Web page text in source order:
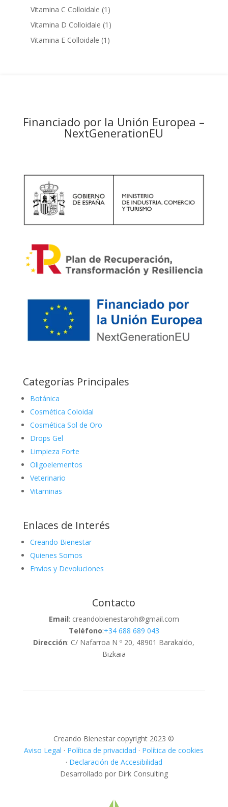
Vitamina C Colloidale 1 1
product
Vitamina D Colloidale 1 1
product
Vitamina E Colloidale 1 1
Financiado por la Unión Europea –
NextGenerationEU
Categorías Principales
Botánica
Cosmética Coloidal
Cosmética Sol de Oro
Drops Gel
Limpieza Forte
Oligoelementos
Veterinario
Vitaminas
Enlaces de Interés
Creando Bienestar
Quienes Somos
Envíos y Devoluciones
Contacto
Email: creandobienestaroh@gmail.com
Teléfono:+34 688 689 043
Dirección: C/ Nafarroa N º 20, 48901 Barakaldo,
Bizkaia
Creando Bienestar copyright 2023 ©
Aviso Legal · Política de privacidad · Política de cookies
· Declaración de Accesibilidad
Desarrollado por Dirk Consulting